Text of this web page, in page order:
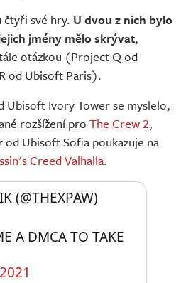
čtyři své hry. U dvou z nich bylo
jmény mělo skrývat,
otázkou (Project Q od
od Ubisoft Paris).
Ubisoft Ivory Tower se myslelo,
rozšížení pro The Crew 2,
od Ubisoft Sofia poukazuje na
Creed Valhalla.
A DMCA TO TAKE
(@THEXPAW)